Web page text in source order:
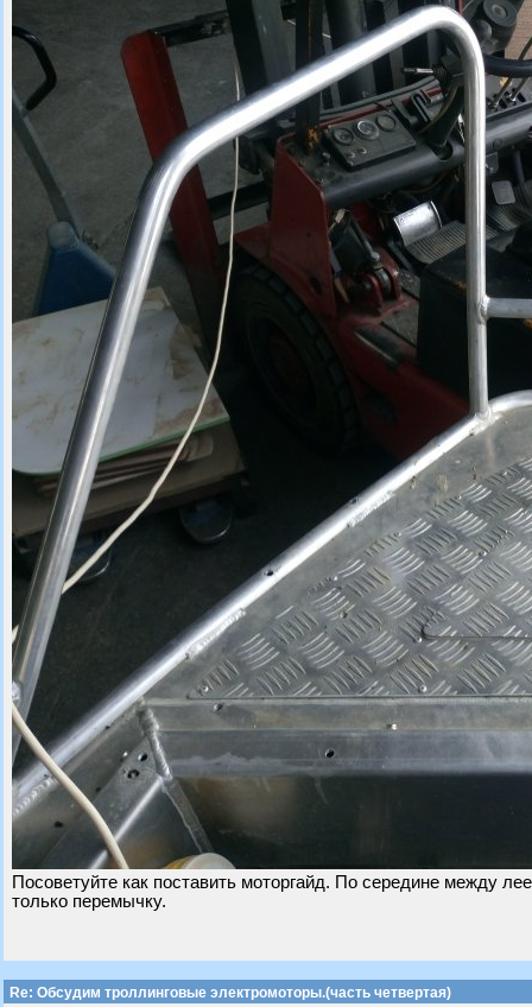
Посоветуйте как поставить моторгайд. По середине между
только перемычку.
Re: Обсудим троллинговые электромоторы.(часть четвертая)